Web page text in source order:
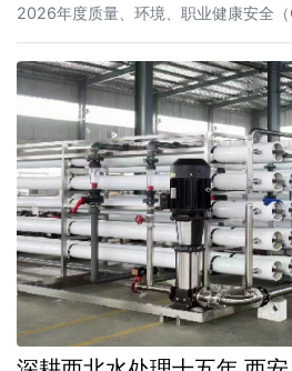
2026年度质量、环境、职业健康安全